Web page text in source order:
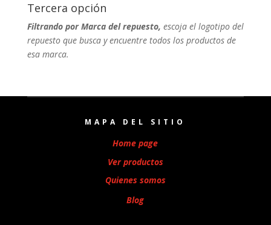
Tercera opción
Filtrando por Marca del repuesto, escoja el logotipo del
repuesto que busca y encuentre todos los productos de
esa marca.
MAPA DEL SITIO
Home page
Ver productos
Quienes somos
Blog